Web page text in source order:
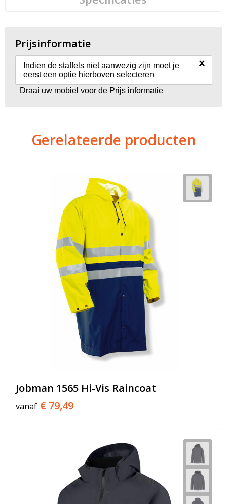
Prijsinformatie
Indien de staffels niet aanwezig zijn moet je
eerst een optie hierboven selecteren
×
Draai uw mobiel voor de Prijs informatie
Gerelateerde producten
Jobman 1565 Hi-Vis Raincoat
vanaf € 79,49